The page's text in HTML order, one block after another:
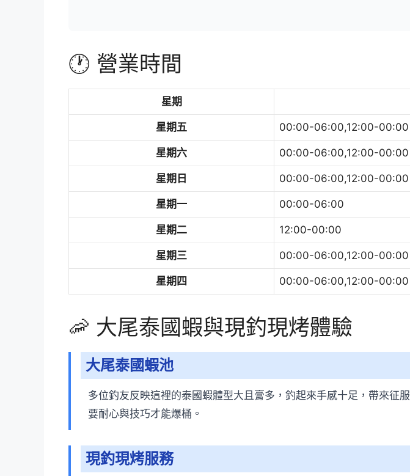
🕐 營業時間
星期
星期五 00:00-06:00,12:00-00:00
星期六 00:00-06:00,12:00-00:00
星期日 00:00-06:00,12:00-00:00
星期一 00:00-06:00
星期二 12:00-00:00
星期三 00:00-06:00,12:00-00:00
星期四 00:00-06:00,12:00-00:00
🦐 大尾泰國蝦與現釣現烤體驗
大尾泰國蝦池
多位釣友反映這裡的泰國蝦體型大且膏多，釣起來手感十足，帶來征
要耐心與技巧才能爆桶。
現釣現烤服務